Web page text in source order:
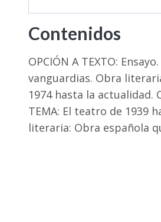
Contenidos
OPCIÓN A TEXTO:
vanguardias. Obra
1974 hasta la actualidad.
TEMA: El teatro de 1939
literaria: Obra española